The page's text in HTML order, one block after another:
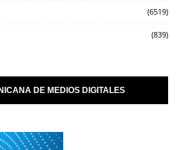
(6519)
(839)
DE MEDIOS DIGITALES